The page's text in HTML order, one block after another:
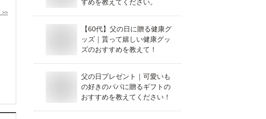
>>
すめを教えてください。
【60代】父の日に贈る健康グ
ッズ｜貰って嬉しい健康グッ
ズのおすすめを教えて！
父の日プレゼント｜可愛いも
の好きのパパに贈るギフトの
おすすめを教えてください！